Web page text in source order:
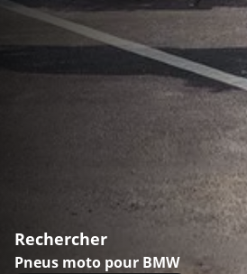
Rechercher
Pneus moto pour BMW